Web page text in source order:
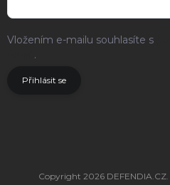
Vložením e-mailu souhlasíte s
.
Přihlásit se
Copyright 2026 DEFENDIA.CZ